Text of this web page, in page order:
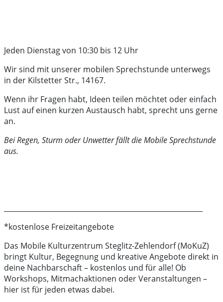
Jeden Dienstag von 10:30 bis 12 Uhr
Wir sind mit unserer mobilen Sprechstunde unterwegs
in der Kilstetter Str., 14167.
Wenn ihr Fragen habt, Ideen teilen möchtet oder einfach
Lust auf einen kurzen Austausch habt, sprecht uns gerne
an.
Bei Regen, Sturm oder Unwetter fällt die Mobile Sprechstunde
aus.
*kostenlose Freizeitangebote
Das Mobile Kulturzentrum Steglitz-Zehlendorf (MoKuZ)
bringt Kultur, Begegnung und kreative Angebote direkt in
deine Nachbarschaft – kostenlos und für alle! Ob
Workshops, Mitmachaktionen oder Veranstaltungen –
hier ist für jeden etwas dabei.